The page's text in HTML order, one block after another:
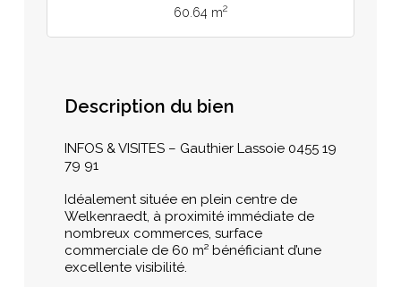
60.64 m2
Description du bien
INFOS & VISITES – Gauthier Lassoie 0455 19
79 91
Idéalement située en plein centre de
Welkenraedt, à proximité immédiate de
nombreux commerces, surface
commerciale de 60 m² bénéficiant d’une
excellente visibilité.